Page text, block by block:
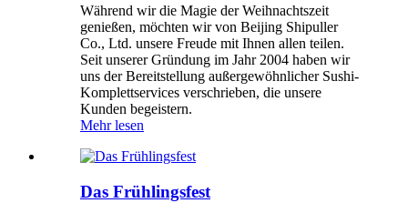
Während wir die Magie der Weihnachtszeit
genießen, möchten wir von Beijing Shipuller
Co., Ltd. unsere Freude mit Ihnen allen teilen.
Seit unserer Gründung im Jahr 2004 haben wir
uns der Bereitstellung außergewöhnlicher Sushi-
Komplettservices verschrieben, die unsere
Kunden begeistern.
Mehr lesen
Das Frühlingsfest